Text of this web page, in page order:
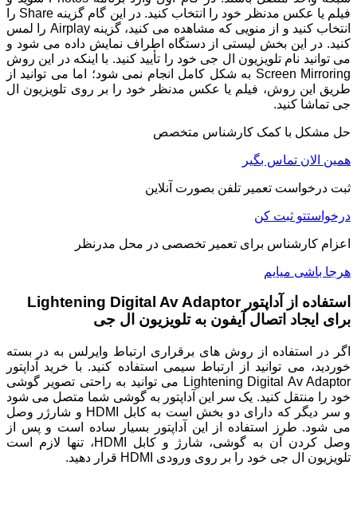
فیلم یا عکس مدنظر خود را انتخاب کنید. در این گام گزینه Share را
انتخاب کنید و از منویی که مشاهده می کنید، گزینه Airplay را لمس
کنید. در این بخش لیستی از دستگاه اطراف نمایش داده می شود و
می توانید نام تلویزیون ال جی خود را تأیید کنید. با اینکه در این روش
Screen Mirroring به شکل کامل انجام نمی شود؛ اما می توانید از
طریق این روش، فیلم یا عکس مدنظر خود را بر روی تلویزیون ال
جی تماشا کنید.
حل مشکل با کمک کارشناس متخصص
همین الان تماس بگیر
ثبت درخواست تعمیر تلفن بصورت آنلاین
درخواستتو ثبت کن
اعزام کارشناس برای تعمیر تخصصی در محل مدرنظر
هرجا باشی میایم
استفاده از آداپتور Lightening Digital Av Adaptor
برای ایجاد اتصال آیفون به تلویزیون ال جی
اگر در استفاده از روش های برقراری ارتباط وایرلس به در بسته
خوردید، می توانید از ارتباط سیمی استفاده کنید. با خرید آداپتور
Lightening Digital Av Adaptor می توانید به راحتی تصویر گوشی
خود را منتقل کنید. یک سر این آداپتور به گوشی شما متصل می شود
و سر دیگر که دارای دو بخش است به کابل HDMI و شارژر وصل
می شود. طرز استفاده از این آداپتور بسیار ساده است و پس از
وصل کردن آن به گوشی، شارژ و کابل HDMI، تنها لازم است
تلویزیون ال جی خود را بر روی ورودی HDMI قرار دهید.